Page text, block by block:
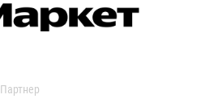
Партнер